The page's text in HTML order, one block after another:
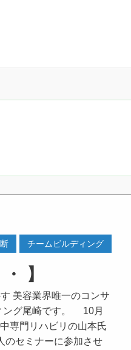
チームビルディング
】
美容業界唯一のコンサ
ング尾崎です。 10月
専門リハビリの山本氏
のセミナーに参加させ